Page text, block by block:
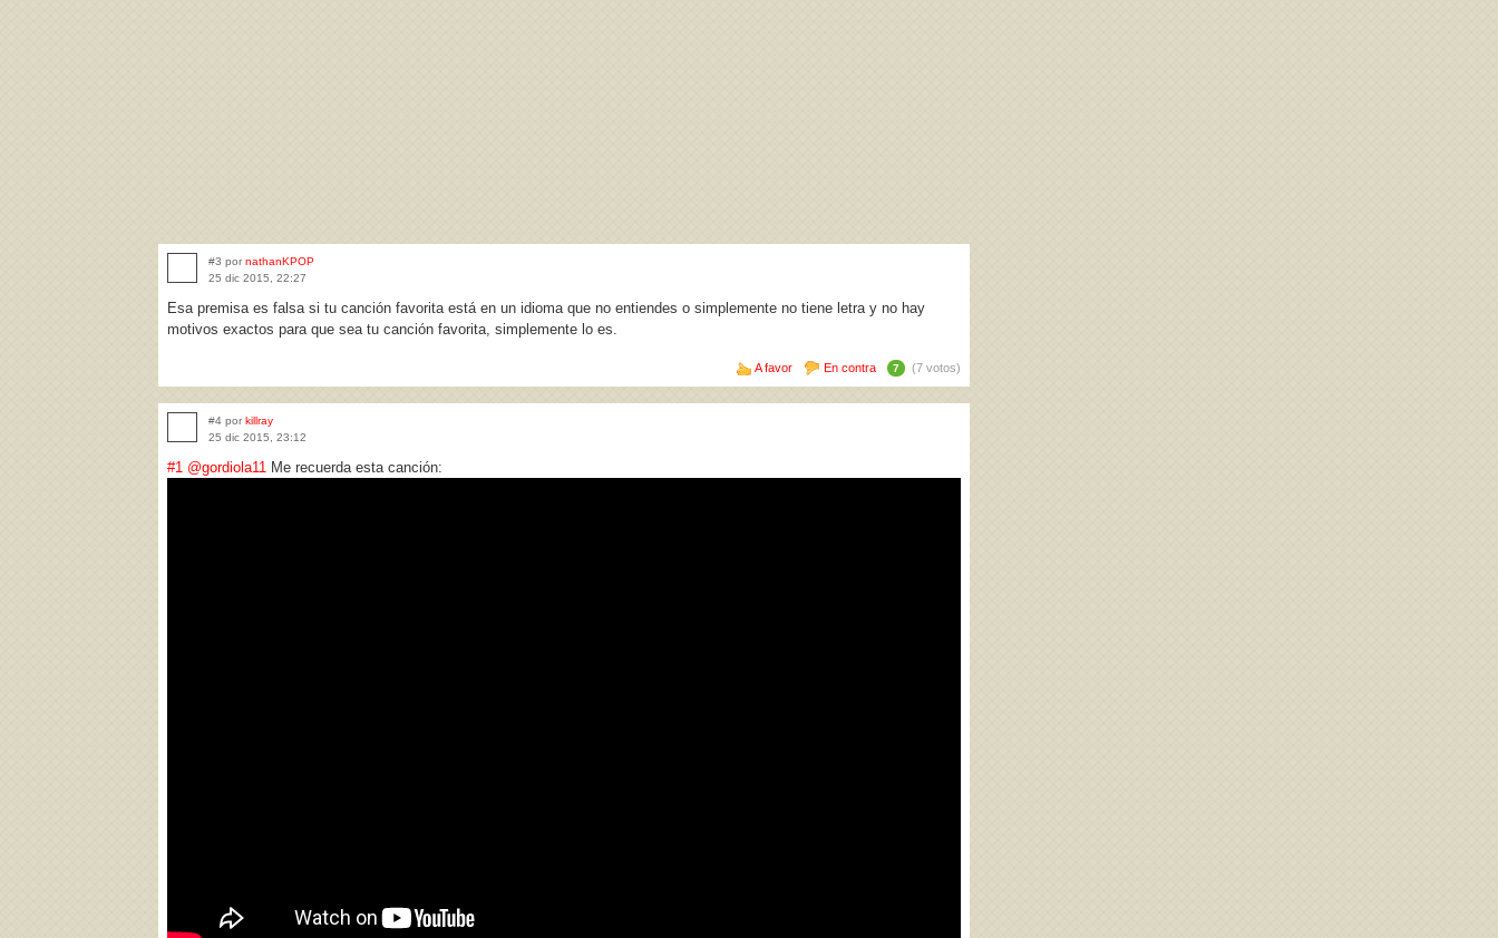
#3 por nathanKPOP
25 dic 2015, 22:27
Esa premisa es falsa si tu canción favorita está en un idioma que no entiendes o simplemente no tiene letra y no hay
motivos exactos para que sea tu canción favorita, simplemente lo es.
A favor En contra 7 (7 votos)
#4 por killray
25 dic 2015, 23:12
#1 @gordiola11 Me recuerda esta canción: